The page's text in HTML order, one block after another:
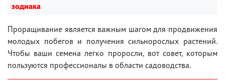
зодиака
Проращивание является важным шагом для продвижения
молодых побегов и получения сильнорослых растений.
Чтобы ваши семена легко проросли, вот совет, которым
пользуются профессионалы в области садоводства.